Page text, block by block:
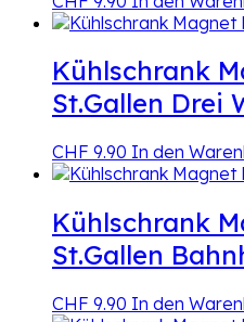
Kühlschrank
St.Gallen Drei
CHF 9.90 In den
Kühlschrank
St.Gallen
CHF 9.90 In den